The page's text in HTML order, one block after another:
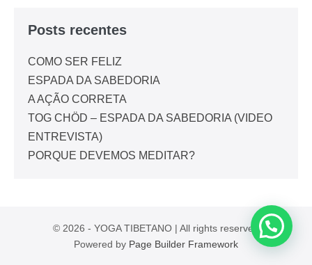
Posts recentes
COMO SER FELIZ
ESPADA DA SABEDORIA
A AÇÃO CORRETA
TOG CHÖD – ESPADA DA SABEDORIA (VIDEO
ENTREVISTA)
PORQUE DEVEMOS MEDITAR?
© 2026 - YOGA TIBETANO | All rights reserved
Powered by Page Builder Framework